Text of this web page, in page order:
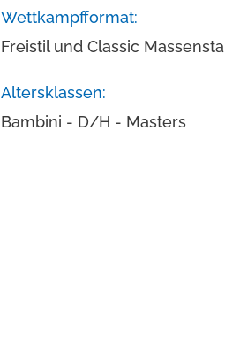
Wettkampfformat:
Freistil und Classic
Altersklassen:
Bambini - D/H - Masters